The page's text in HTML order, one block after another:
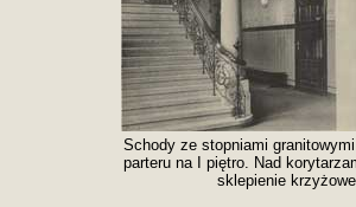
Schody ze stopniami
parteru na I piętro. Nad
sklepienie